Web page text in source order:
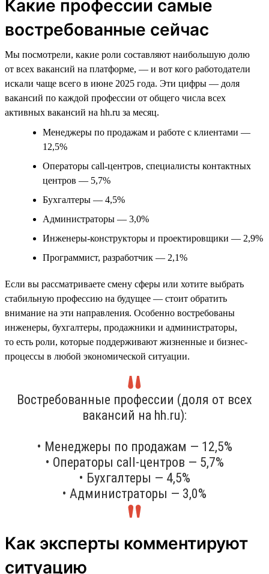
Какие профессии самые
востребованные сейчас
Мы посмотрели, какие роли составляют наибольшую долю
от всех вакансий на платформе, — и вот кого работодатели
искали чаще всего в июне 2025 года. Эти цифры — доля
вакансий по каждой профессии от общего числа всех
активных вакансий на hh.ru за месяц.
Менеджеры по продажам и работе с клиентами —
12,5%
Операторы call-центров, специалисты контактных
центров — 5,7%
Бухгалтеры — 4,5%
Администраторы — 3,0%
Инженеры-конструкторы и проектировщики — 2,9%
Программист, разработчик — 2,1%
Если вы рассматриваете смену сферы или хотите выбрать
стабильную профессию на будущее — стоит обратить
внимание на эти направления. Особенно востребованы
инженеры, бухгалтеры, продажники и администраторы,
то есть роли, которые поддерживают жизненные и бизнес-
процессы в любой экономической ситуации.
Востребованные профессии (доля от всех
вакансий на hh.ru):
• Менеджеры по продажам — 12,5%
• Операторы call-центров — 5,7%
• Бухгалтеры — 4,5%
• Администраторы — 3,0%
Как эксперты комментируют
ситуацию